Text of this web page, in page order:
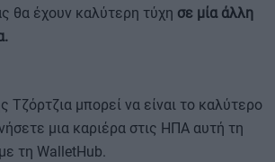
θα έχουν καλύτερη τύχη σε μία άλλη
Τζόρτζια μπορεί να είναι το καλύτερο
μια καριέρα στις ΗΠΑ αυτή τη
τη WalletHub.